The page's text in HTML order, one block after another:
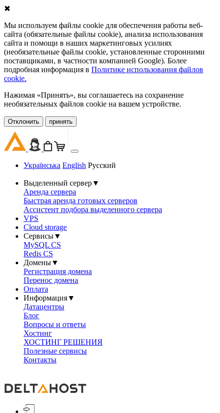
✖
Мы используем файлы cookie для обеспечения работы веб-
сайта (обязательные файлы cookie), анализа использования
сайта и помощи в наших маркетинговых усилиях
(необязательные файлы cookie, установленные сторонними
поставщиками, в частности компанией Google). Более
подробная информация в Политике использования файлов
cookie.
Нажимая «Принять», вы соглашаетесь на сохранение
необязательных файлов cookie на вашем устройстве.
Oтклонить принять
Українська English Русский
Выделенный сервер▼
Аренда сервера
Быстрая аренда готовых серверов
Ассистент подбора выделенного сервера
VPS
Cloud storage
Сервисы▼
MySQL CS
Redis CS
Домены▼
Регистрация домена
Перенос домена
Оплата
Информация▼
Датацентры
Блог
Вопросы и ответы
Хостинг
ХОСТИНГ РЕШЕНИЯ
Полезные сервисы
Контакты